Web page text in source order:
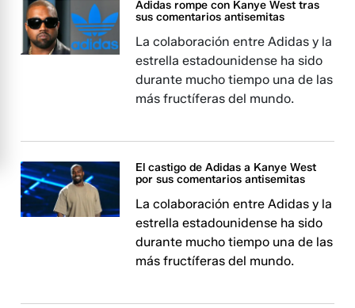
Adidas rompe con Kanye West tras
sus comentarios antisemitas
La colaboración entre Adidas y la
estrella estadounidense ha sido
durante mucho tiempo una de las
más fructíferas del mundo.
El castigo de Adidas a Kanye West
por sus comentarios antisemitas
La colaboración entre Adidas y la
estrella estadounidense ha sido
durante mucho tiempo una de las
más fructíferas del mundo.